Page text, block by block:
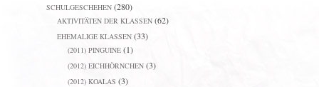
SCHULGESCHEHEN(280)
AKTIVITÄTEN DER KLASSEN(62)
EHEMALIGE KLASSEN(33)
(2011) PINGUINE(1)
(2012) EICHHÖRNCHEN(3)
(2012) KOALAS (3)